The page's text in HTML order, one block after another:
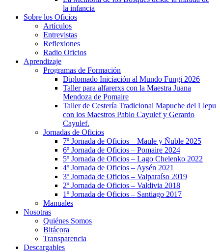
la infancia
Sobre los Oficios
Artículos
Entrevistas
Reflexiones
Radio Oficios
Aprendizaje
Programas de Formación
Diplomado Iniciación al Mundo Fungi 2026
Taller para alfarerxs con la Maestra Juana
Mendoza de Pomaire
Taller de Cestería Tradicional Mapuche del Llepu
con los Maestros Pablo Cayulef y Gerardo
Cayulef.
Jornadas de Oficios
7º Jornada de Oficios – Maule y Ñuble 2025
6º Jornada de Oficios – Pomaire 2024
5º Jornada de Oficios – Lago Chelenko 2022
4º Jornada de Oficios – Aysén 2021
3º Jornada de Oficios – Valparaíso 2019
2º Jornada de Oficios – Valdivia 2018
1º Jornada de Oficios – Santiago 2017
Manuales
Nosotras
Quiénes Somos
Bitácora
Transparencia
Descargables